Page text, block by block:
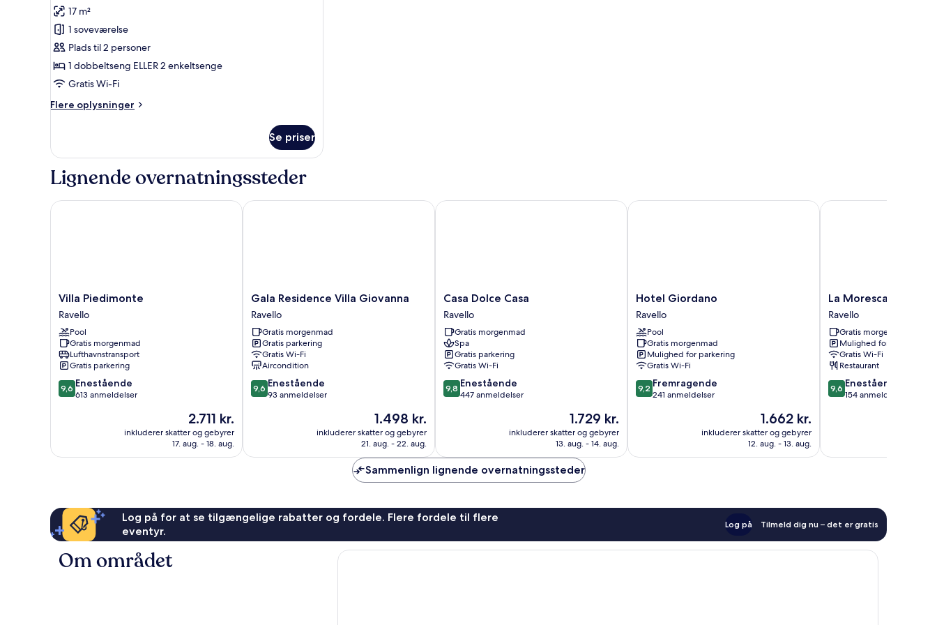
Camera
Standard
Con
Balcone
17 m²
1 soveværelse
Plads til 2 personer
1 dobbeltseng ELLER 2 enkeltsenge
Gratis Wi-Fi
Flere oplysninger
Flere
Standard
Balcone
Se priser
Lignende overnatningssteder
Villa
Piedimonte
Ravello
Villa Piedimonte
Ravello
Pool
Gratis morgenmad
Lufthavnstransport
Gratis parkering
9.6
ud
anmeldelser
9,6 Enestående
613 anmeldelser
Prisen
er
2.711 kr.
2.711 kr.
inkluderer skatter og gebyrer
17. aug. - 18. aug.
Villa Piedimonte
Gala
Residence
Villa
Giovanna
Ravello
Gala Residence Villa Giovanna
Ravello
Gratis morgenmad
Gratis parkering
Gratis Wi-Fi
Aircondition
9.6
ud
anmeldelser
9,6 Enestående
93 anmeldelser
Prisen
er
1.498 kr.
1.498 kr.
inkluderer skatter og gebyrer
21. aug. - 22. aug.
Gala Residence Villa Giovanna
Casa
Dolce
Casa
Ravello
Casa Dolce Casa
Ravello
Gratis morgenmad
Spa
Gratis parkering
Gratis Wi-Fi
9.8
ud
anmeldelser
9,8 Enestående
447 anmeldelser
Prisen
er
1.729 kr.
1.729 kr.
inkluderer skatter og gebyrer
13. aug. - 14. aug.
Casa Dolce Casa
Hotel
Giordano
Ravello
Hotel Giordano
Ravello
Pool
Gratis morgenmad
Mulighed for parkering
Gratis Wi-Fi
9.2
ud
anmeldelser
9,2 Fremragende
241 anmeldelser
Prisen
er
1.662 kr.
1.662 kr.
inkluderer skatter og gebyrer
12. aug. - 13. aug.
Hotel Giordano
La
Moresca
Ravello
La Moresca
Ravello
Gratis morgenmad
Mulighed for parkering
Gratis Wi-Fi
Restaurant
9.6
ud
anmeldelser
9,6 Enestående
154 anmeldelser
La Moresca
Sammenlign lignende overnatningssteder
Log på for at se tilgængelige rabatter og fordele. Flere fordele til flere
eventyr.
Log på Tilmeld dig nu – det er gratis
Om området